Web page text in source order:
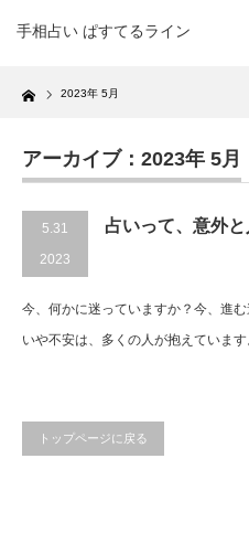
手相占い ぱすてるライン
Home 2023年 5月
アーカイブ：2023年 5月
5.31
2023
占いって、意外と
今、何かに迷っていますか？今、進
いや不安は、多くの人が抱えています
トップページに戻る